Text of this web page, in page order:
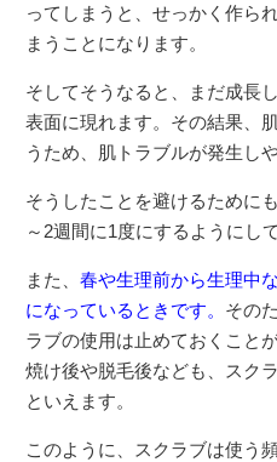
ってしまうと、せっかく作ら
まうことになります。
そしてそうなると、まだ成長
表面に現れます。その結果、
うため、肌トラブルが発生し
そうしたことを避けるために
～2週間に1度にするようにし
また、春や生理前から生理中
になっているときです。 その
ラブの使用は止めておくこと
焼け後や脱毛後なども、スク
といえます。
このように、スクラブは使う